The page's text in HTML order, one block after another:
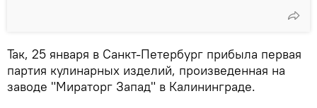
Так, 25 января в Санкт-Петербург прибыла первая
партия кулинарных изделий, произведенная на
заводе "Мираторг Запад" в Калининграде.